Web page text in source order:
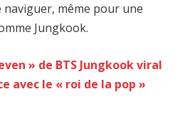
même pour une
Jungkook.
» de BTS Jungkook viral
avec le « roi de la pop »